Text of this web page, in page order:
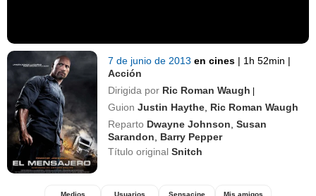
7 de junio de 2013en cines | 1h 52min |
Acción
Dirigida por Ric Roman Waugh |
Guion Justin Haythe Ric Roman Waugh
Reparto Dwayne Johnson ,Susan
Sarandon
Barry Pepper
Título originalSnitch
Medios Usuarios Sensacine Mis amigos